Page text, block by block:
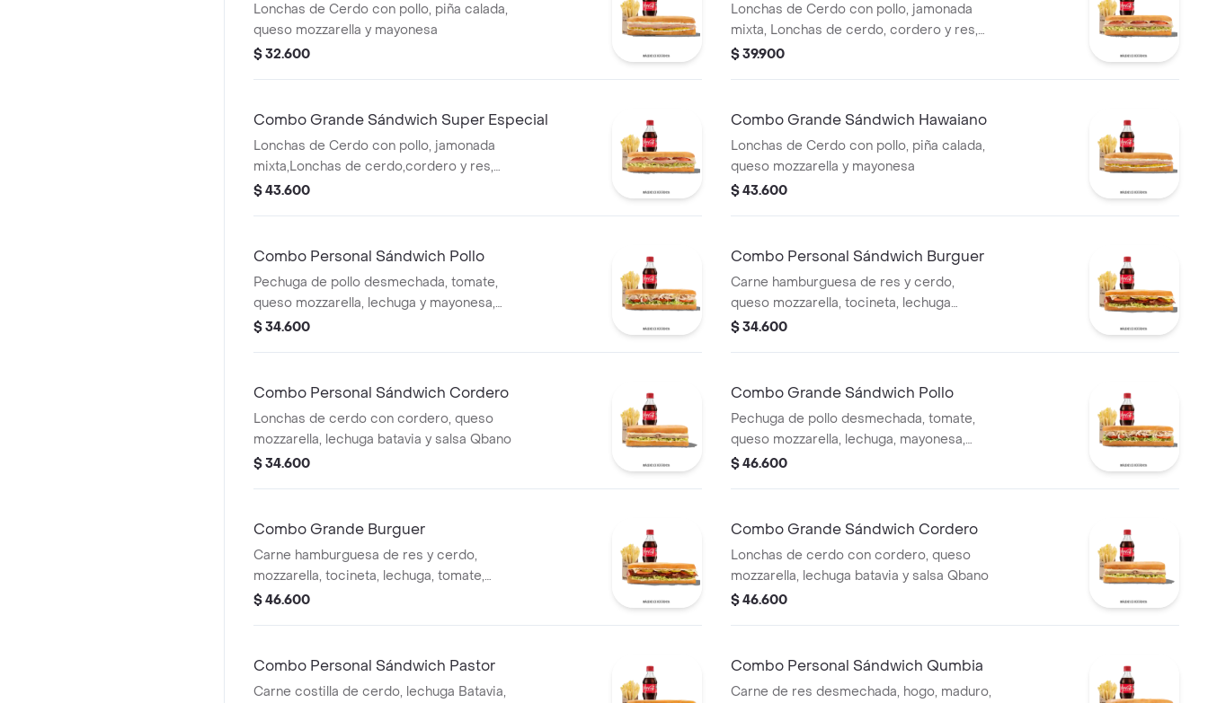
Lonchas de Cerdo con pollo, piña calada,
queso mozzarella y mayonesa
$ 32.600
Lonchas de Cerdo con pollo, jamonada
mixta, Lonchas de cerdo, cordero y res,
queso mozzarella, lechuga batavia y salsa
$ 39.900
Combo Grande Sándwich Super Especial
Lonchas de Cerdo con pollo, jamonada
mixta,Lonchas de cerdo,cordero y res,
salchichón,tomate,queso
$ 43.600
Combo Grande Sándwich Hawaiano
Lonchas de Cerdo con pollo, piña calada,
queso mozzarella y mayonesa
$ 43.600
Combo Personal Sándwich Pollo
Pechuga de pollo desmechada, tomate,
queso mozzarella, lechuga y mayonesa,
papas a la francesa y bebida.
$ 34.600
Combo Personal Sándwich Burguer
Carne hamburguesa de res y cerdo,
queso mozzarella, tocineta, lechuga
Batavia, tomate, pepinillos, salsa BBQ y
$ 34.600
Combo Personal Sándwich Cordero
Lonchas de cerdo con cordero, queso
mozzarella, lechuga batavia y salsa Qbano
$ 34.600
Combo Grande Sándwich Pollo
Pechuga de pollo desmechada, tomate,
queso mozzarella, lechuga, mayonesa,
papas a la francesa y bebida.
$ 46.600
Combo Grande Burguer
Carne hamburguesa de res y cerdo,
mozzarella, tocineta, lechuga, tomate,
pepinillos, salsa BBQ, salsa Qbano, papas
$ 46.600
Combo Grande Sándwich Cordero
Lonchas de cerdo con cordero, queso
mozzarella, lechuga batavia y salsa Qbano
$ 46.600
Combo Personal Sándwich Pastor
Carne costilla de cerdo, lechuga Batavia,
Combo Personal Sándwich Qumbia
Carne de res desmechada, hogo, maduro,